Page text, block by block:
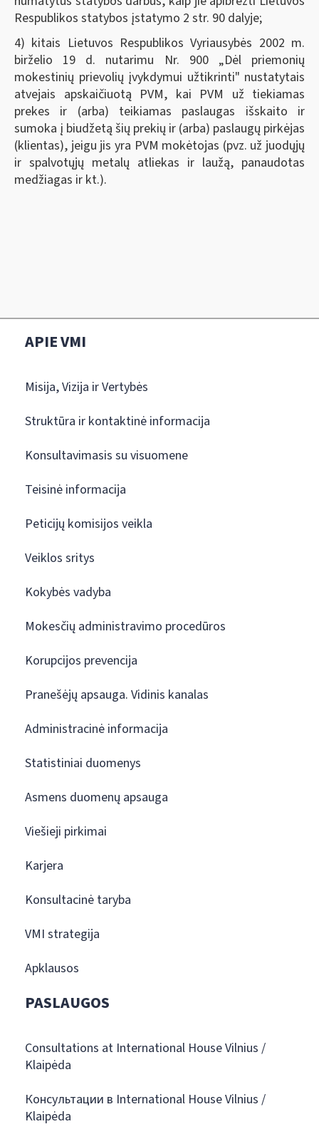
Respublikos statybos įstatymo 2 str. 90 dalyje;
4) kitais Lietuvos Respublikos Vyriausybės 2002 m.
birželio 19 d. nutarimu Nr. 900 „Dėl priemonių
mokestinių prievolių įvykdymui užtikrinti" nustatytais
atvejais apskaičiuotą PVM, kai PVM už tiekiamas
prekes ir (arba) teikiamas paslaugas išskaito ir
sumoka į biudžetą šių prekių ir (arba) paslaugų pirkėjas
(klientas), jeigu jis yra PVM mokėtojas (pvz. už juodųjų
ir spalvotųjų metalų atliekas ir laužą, panaudotas
medžiagas ir kt.).
APIE VMI
Misija, Vizija ir Vertybės
Struktūra ir kontaktinė informacija
Konsultavimasis su visuomene
Teisinė informacija
Peticijų komisijos veikla
Veiklos sritys
Kokybės vadyba
Mokesčių administravimo procedūros
Korupcijos prevencija
Pranešėjų apsauga. Vidinis kanalas
Administracinė informacija
Statistiniai duomenys
Asmens duomenų apsauga
Viešieji pirkimai
Karjera
Konsultacinė taryba
VMI strategija
Apklausos
PASLAUGOS
Consultations at International House Vilnius /
Klaipėda
Консультации в International House Vilnius /
Klaipėda